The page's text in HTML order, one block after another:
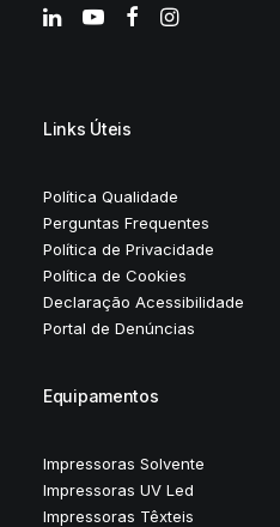
Links Úteis
Política Qualidade
Perguntas Frequentes
Política de Privacidade
Política de Cookies
Declaração Acessibilidade
Portal de Denúncias
Equipamentos
Impressoras Solvente
Impressoras UV Led
Impressoras Têxteis